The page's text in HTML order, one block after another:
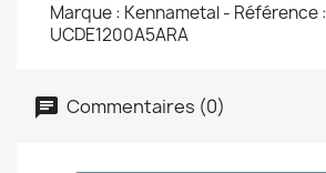
Marque : Kennametal - Référence :
UCDE1200A5ARA
Commentaires (0)